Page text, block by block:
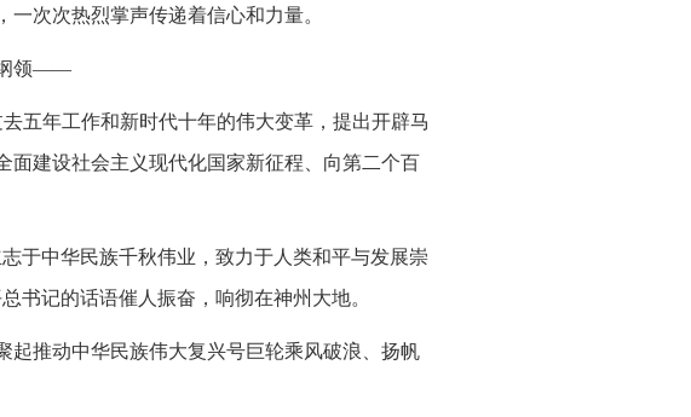
次次热烈掌声传递着信心和力量。
纲领——
五年工作和新时代十年的伟大变革，提出开辟马
面建设社会主义现代化国家新征程、向第二个百
于中华民族千秋伟业，致力于人类和平与发展崇
书记的话语催人振奋，响彻在神州大地。
起推动中华民族伟大复兴号巨轮乘风破浪、扬帆